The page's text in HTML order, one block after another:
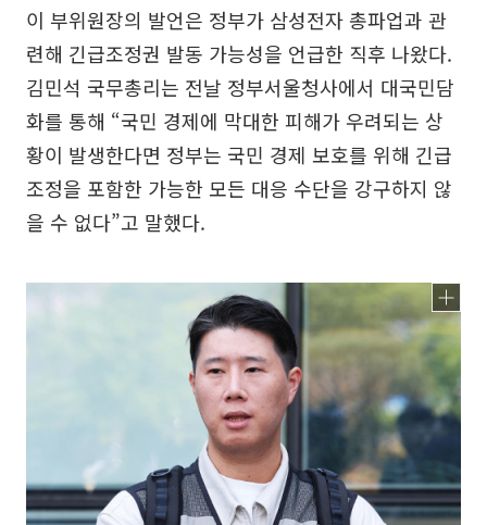
이 부위원장의 발언은 정부가 삼성전자 총파업과 관
련해 긴급조정권 발동 가능성을 언급한 직후 나왔다.
김민석 국무총리는 전날 정부서울청사에서 대국민담
화를 통해 “국민 경제에 막대한 피해가 우려되는 상
황이 발생한다면 정부는 국민 경제 보호를 위해 긴급
조정을 포함한 가능한 모든 대응 수단을 강구하지 않
을 수 없다”고 말했다.